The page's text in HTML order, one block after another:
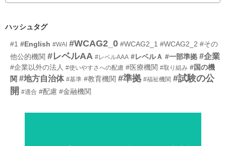
ハッシュタグ
#1 #English #WAI #WCAG2_0 #WCAG2_1 #WCAG2_2 #その
他公的機関 #レベルAA #レベルAAA #レベルＡ #一部準拠 #企業
#企業以外の法人 #使いやすさへの配慮 #医療機関 #取り組み #国の機
関 #地方自治体 #基準 #教育機関 #準拠 #福祉機関 #試験の公
開 #適合 #配慮 #金融機関